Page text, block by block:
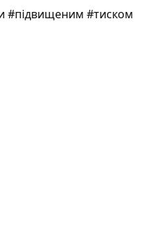
#підвищеним #тиском